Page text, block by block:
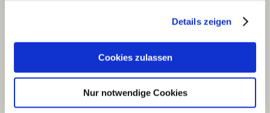
Details zeigen
Cookies zulassen
Nur notwendige Cookies
Sie planen einen Umzug, oder gar einen kompletten Umbau?
wir in der Lage, auch Leistungen, die außerhalb unseres
Spektrums liegen, als Komplettlösung anzubieten.